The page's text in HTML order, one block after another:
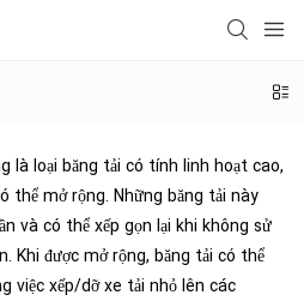
là loại băng tải có tính linh hoạt cao,
thể mở rộng. Những băng tải này
và có thể xếp gọn lại khi không sử
Khi được mở rộng, băng tải có thể
việc xếp/dỡ xe tải nhỏ lên các